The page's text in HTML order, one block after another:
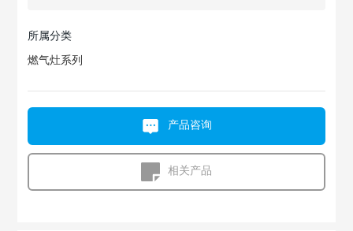
所属分类
燃气灶系列
产品咨询
相关产品